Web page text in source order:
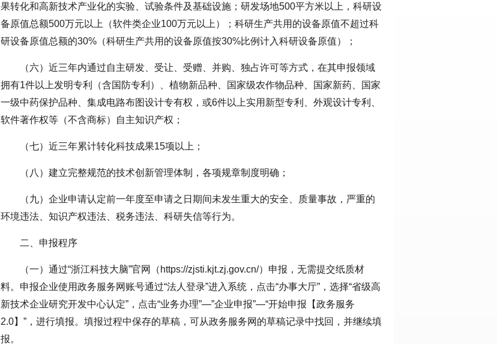
果转化和高新技术产业化的实验、试验条件及基础设施；研发场地500平方米以上，科研设
备原值总额500万元以上（软件类企业100万元以上）；科研生产共用的设备原值不超过科
研设备原值总额的30%（科研生产共用的设备原值按30%比例计入科研设备原值）；
（六）近三年内通过自主研发、受让、受赠、并购、独占许可等方式，在其申报领域
拥有1件以上发明专利（含国防专利）、植物新品种、国家级农作物品种、国家新药、国家
一级中药保护品种、集成电路布图设计专有权，或6件以上实用新型专利、外观设计专利、
软件著作权等（不含商标）自主知识产权；
（七）近三年累计转化科技成果15项以上；
（八）建立完整规范的技术创新管理体制，各项规章制度明确；
（九）企业申请认定前一年度至申请之日期间未发生重大的安全、质量事故，严重的
环境违法、知识产权违法、税务违法、科研失信等行为。
二、申报程序
（一）通过“浙江科技大脑”官网（https://zjsti.kjt.zj.gov.cn/）申报，无需提交纸质材
料。申报企业使用政务服务网账号通过“法人登录”进入系统，点击“办事大厅”，选择“省级高
新技术企业研究开发中心认定”，点击“业务办理”—”企业申报”—“开始申报【政务服务
2.0】”，进行填报。填报过程中保存的草稿，可从政务服务网的草稿记录中找回，并继续填
报。